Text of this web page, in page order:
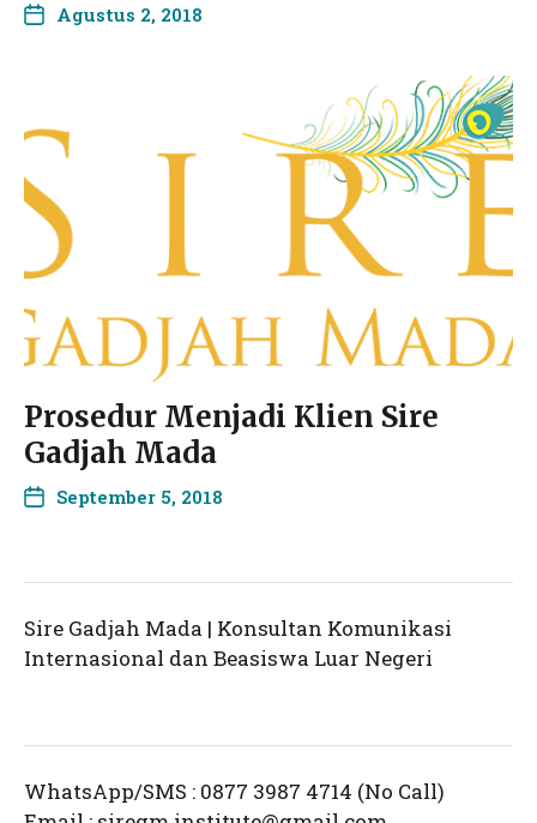
Agustus 2, 2018
Prosedur Menjadi Klien Sire
Gadjah Mada
September 5, 2018
Sire Gadjah Mada | Konsultan Komunikasi
Internasional dan Beasiswa Luar Negeri
WhatsApp/SMS : 0877 3987 4714 (No Call)